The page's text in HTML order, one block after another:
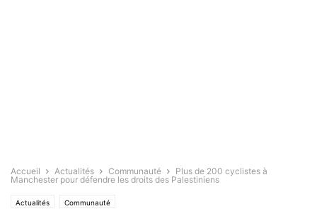
Accueil Actualités Communauté
Plus de 200 cyclistes à
Manchester pour défendre les droits des Palestiniens
Actualités Communauté